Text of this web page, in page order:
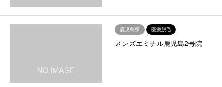
鹿児島県 医療脱毛
メンズエミナル鹿児島2号院